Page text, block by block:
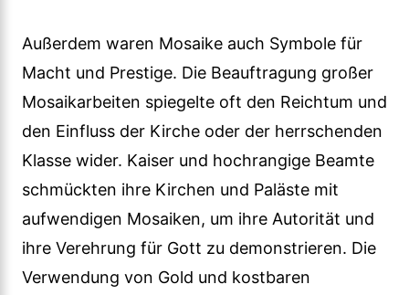
Außerdem waren Mosaike auch Symbole für
Macht und Prestige. Die Beauftragung großer
Mosaikarbeiten spiegelte oft den Reichtum und
den Einfluss der Kirche oder der herrschenden
Klasse wider. Kaiser und hochrangige Beamte
schmückten ihre Kirchen und Paläste mit
aufwendigen Mosaiken, um ihre Autorität und
ihre Verehrung für Gott zu demonstrieren. Die
Verwendung von Gold und kostbaren